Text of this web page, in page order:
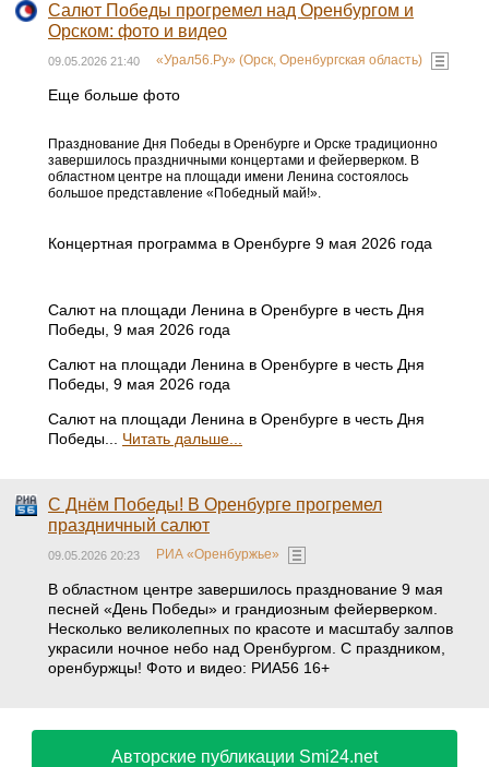
Салют Победы прогремел над Оренбургом и
Орском: фото и видео
09.05.2026 21:40 «Урал56.Ру» (Орск, Оренбургская область)
Еще больше фото
Празднование Дня Победы в Оренбурге и Орске традиционно
завершилось праздничными концертами и фейерверком. В
областном центре на площади имени Ленина состоялось
большое представление «Победный май!».
Концертная программа в Оренбурге 9 мая 2026 года
Салют на площади Ленина в Оренбурге в честь Дня
Победы, 9 мая 2026 года
Салют на площади Ленина в Оренбурге в честь Дня
Победы, 9 мая 2026 года
Салют на площади Ленина в Оренбурге в честь Дня
Победы... Читать дальше...
С Днём Победы! В Оренбурге прогремел
праздничный салют
09.05.2026 20:23 РИА «Оренбуржье»
В областном центре завершилось празднование 9 мая
песней «День Победы» и грандиозным фейерверком.
Несколько великолепных по красоте и масштабу залпов
украсили ночное небо над Оренбургом. С праздником,
оренбуржцы! Фото и видео: РИА56 16+
Авторские публикации Smi24.net